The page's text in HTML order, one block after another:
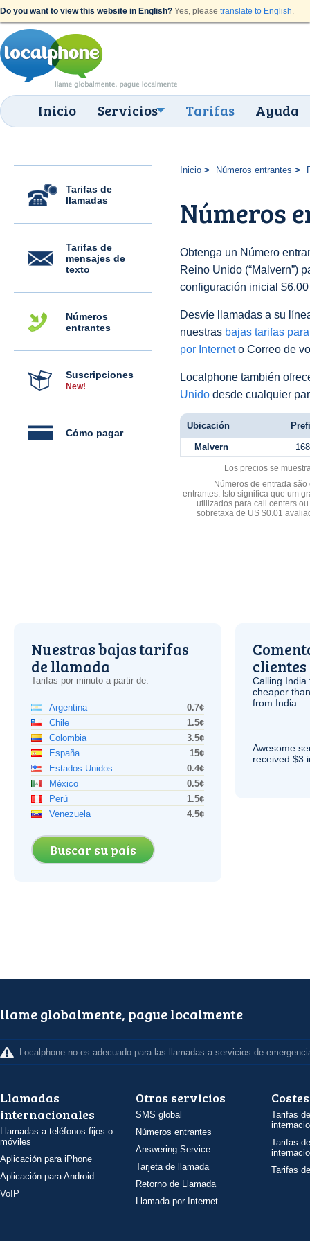
Do you want to view this website in English? Yes, please translate to English.
Inicio Servicios Tarifas Ayuda
Tarifas de
llamadas
Tarifas de
mensajes de
texto
Números
entrantes
Suscripciones
New!
Cómo pagar
Inicio Números entrantes
Números
Obtenga un Número
Reino Unido (“Malvern”)
configuración inicial
Desvíe llamadas a su
nuestras bajas tarifas
por Interneto Correo de
Localphone también
Unido desde cualquier
Ubicación
Malvern
Los precios se
Números de entrada
entrantes. Isto significa que um
utilizados para call centers
sobretaxa de US $0.01
Nuestras bajas tarifas
de llamada
Tarifas por minuto a partir de:
Argentina
0.7¢
Chile
1.5¢
Colombia
3.5¢
España
15¢
Estados Unidos
0.4¢
México
0.5¢
Perú
1.5¢
Venezuela
4.5¢
Buscar su país
clientes
Calling
cheaper
from India.
Awesome
received $3
llame globalmente, pague localmente
Localphone no es adecuado para las llamadas a servicios de
Llamadas
internacionales
Llamadas a teléfonos fijos o
móviles
Aplicación para iPhone
Aplicación para Android
VoIP
Otros servicios
SMS global
Números entrantes
Answering Service
Tarjeta de llamada
Retorno de Llamada
Llamada por Internet
Costes
Tarifas
Tarifas
Tarifas